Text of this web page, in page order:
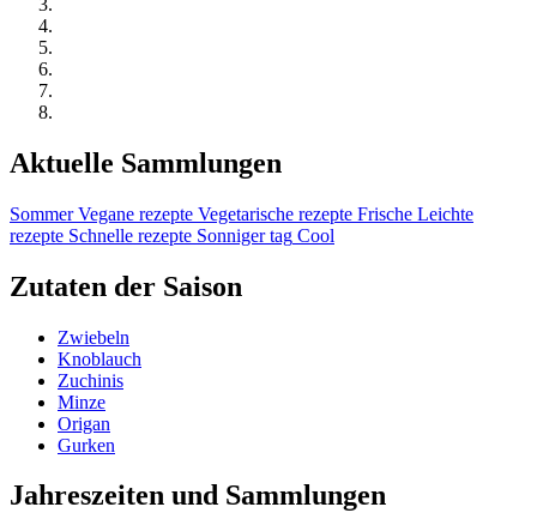
Aktuelle Sammlungen
Sommer Vegane rezepte Vegetarische rezepte Frische Leichte
rezepte Schnelle rezepte Sonniger tag Cool
Zutaten der Saison
Zwiebeln
Knoblauch
Zuchinis
Minze
Origan
Gurken
Jahreszeiten und Sammlungen